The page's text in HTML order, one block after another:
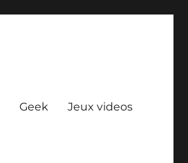
Geek Jeux videos